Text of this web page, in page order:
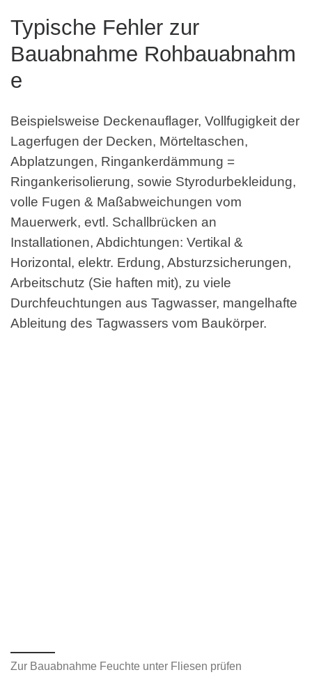
Typische Fehler zur
Bauabnahme Rohbauabnahm
e
Beispielsweise Deckenauflager, Vollfugigkeit der
Lagerfugen der Decken, Mörteltaschen,
Abplatzungen, Ringankerdämmung =
Ringankerisolierung, sowie Styrodurbekleidung,
volle Fugen & Maßabweichungen vom
Mauerwerk, evtl. Schallbrücken an
Installationen, Abdichtungen: Vertikal &
Horizontal, elektr. Erdung, Absturzsicherungen,
Arbeitschutz (Sie haften mit), zu viele
Durchfeuchtungen aus Tagwasser, mangelhafte
Ableitung des Tagwassers vom Baukörper.
Zur Bauabnahme Feuchte unter Fliesen prüfen